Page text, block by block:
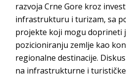
razvoja Crne Gore kroz
infrastrukturu i turizam, sa
projekte koji mogu doprineti
pozicioniranju zemlje kao
regionalne destinacije.
na infrastrukturne i